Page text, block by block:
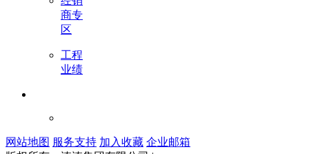
商专
区
工程
业绩
网站地图 服务支持 加入收藏 企业邮箱